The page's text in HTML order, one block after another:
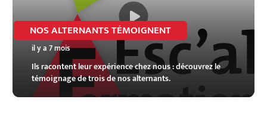
NOS ALTERNANTS TÉMOIGNENT
il y a 7 mois
Ils racontent leur expérience chez nous : découvrez le
témoignage de trois de nos alternants.